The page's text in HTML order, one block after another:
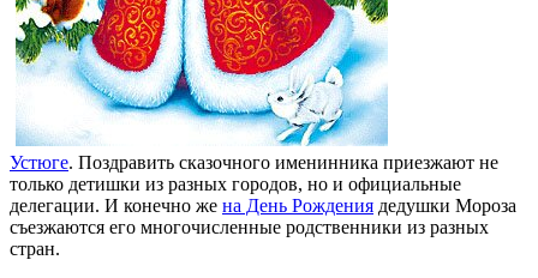
Устюге. Поздравить сказочного именинника приезжают не
только детишки из разных городов, но и официальные
делегации. И конечно же на День Рождения дедушки Мороза
съезжаются его многочисленные родственники из разных
стран.